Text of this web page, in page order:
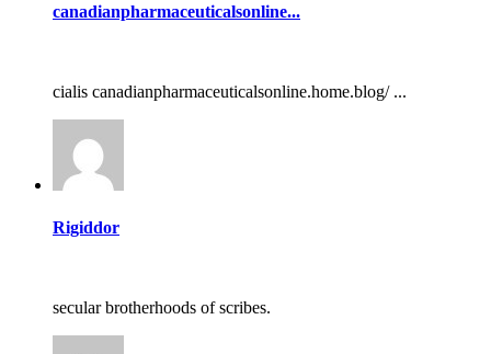
canadianpharmaceuticalsonline...
cialis canadianpharmaceuticalsonline.home.blog/ ...
Rigiddor
secular brotherhoods of scribes.